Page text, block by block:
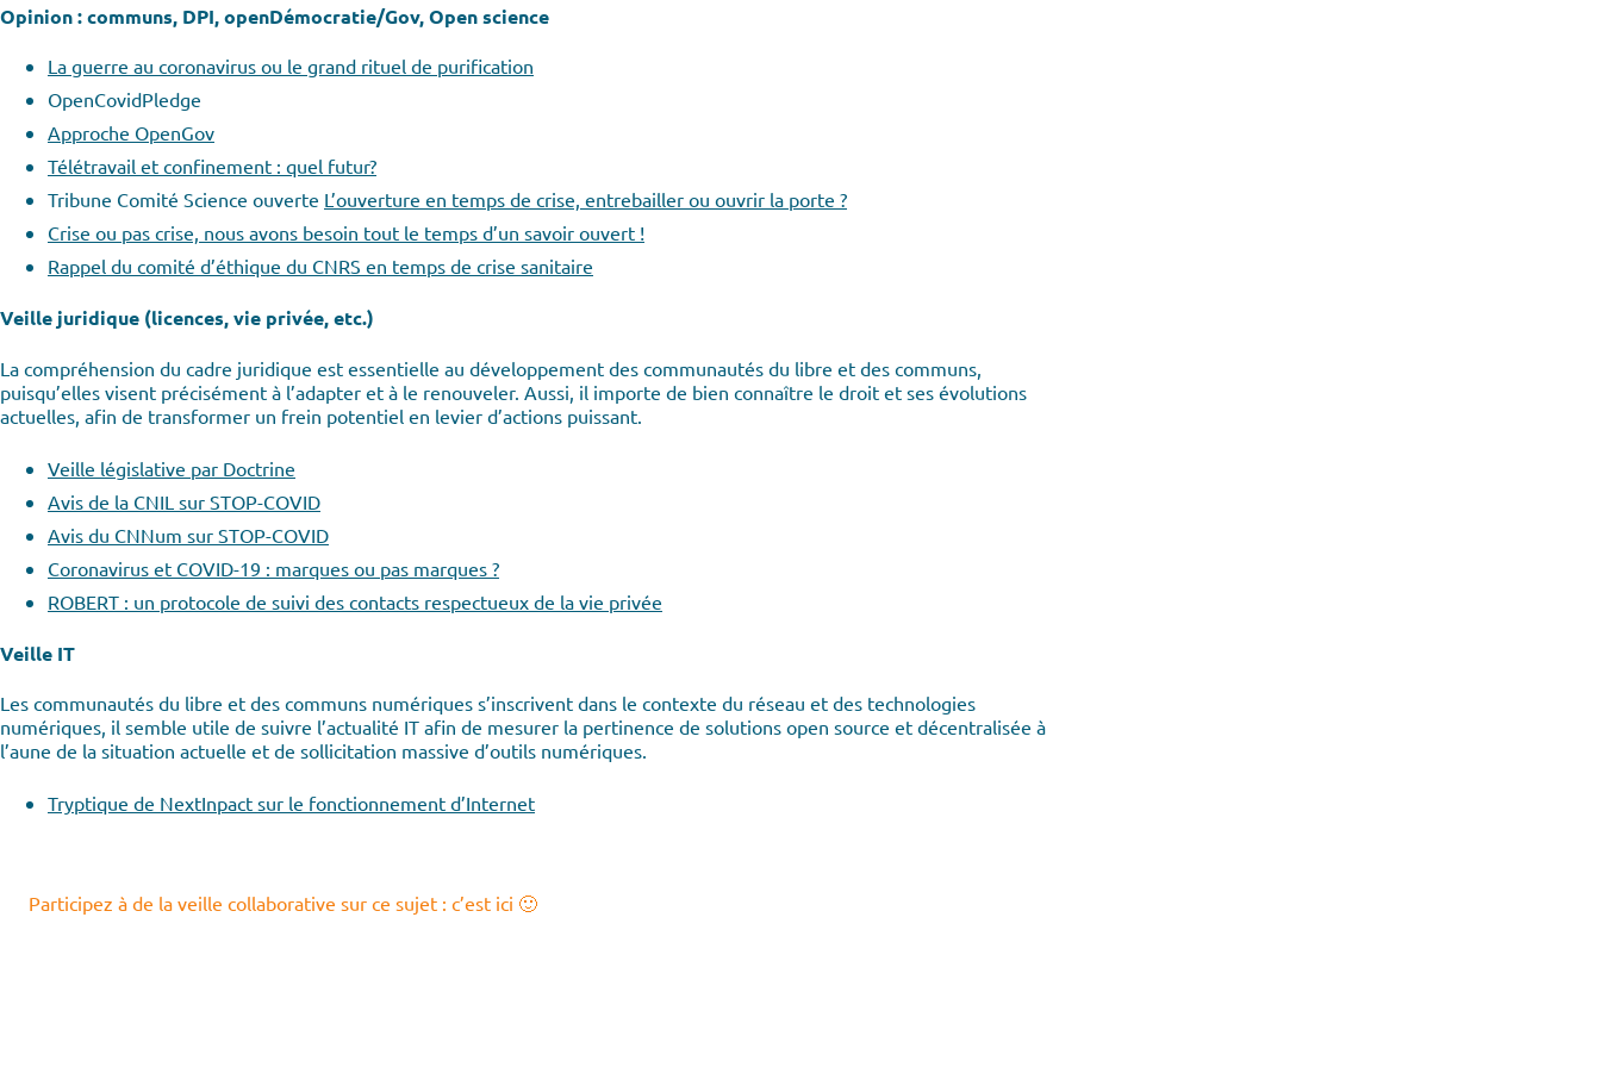
Opinion : communs, DPI, openDémocratie/Gov, Open science
La guerre au coronavirus ou le grand rituel de purification
OpenCovidPledge
Approche OpenGov
Télétravail et confinement : quel futur?
Tribune Comité Science ouverte L’ouverture en temps de crise, entrebailler ou ouvrir la porte ?
Crise ou pas crise, nous avons besoin tout le temps d’un savoir ouvert !
Rappel du comité d’éthique du CNRS en temps de crise sanitaire
Veille juridique (licences, vie privée, etc.)
La compréhension du cadre juridique est essentielle au développement des communautés du libre et des communs,
puisqu’elles visent précisément à l’adapter et à le renouveler. Aussi, il importe de bien connaître le droit et ses évolutions
actuelles, afin de transformer un frein potentiel en levier d’actions puissant.
Veille législative par Doctrine
Avis de la CNIL sur STOP-COVID
Avis du CNNum sur STOP-COVID
Coronavirus et COVID-19 : marques ou pas marques ?
ROBERT : un protocole de suivi des contacts respectueux de la vie privée
Veille IT
Les communautés du libre et des communs numériques s’inscrivent dans le contexte du réseau et des technologies
numériques, il semble utile de suivre l’actualité IT afin de mesurer la pertinence de solutions open source et décentralisée à
l’aune de la situation actuelle et de sollicitation massive d’outils numériques.
Tryptique de NextInpact sur le fonctionnement d’Internet
Participez à de la veille collaborative sur ce sujet : c’est ici 🙂